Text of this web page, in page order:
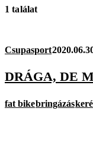
1 találat
Csupasport
DRÁGA, DE
fat bikebringázás